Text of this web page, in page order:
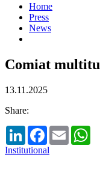
Home
Press
News
Comiat
13.11.2025
Share:
LinkedInFacebook
Email
Institutional